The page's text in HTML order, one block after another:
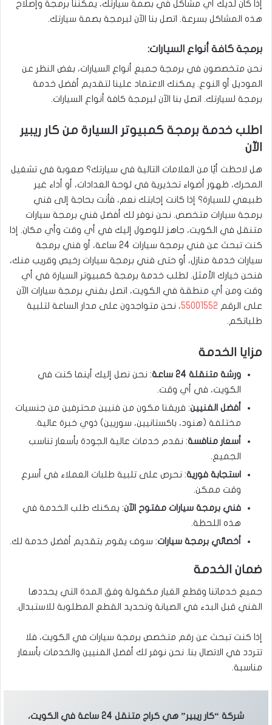
إذا كان لديك أي مشاكل في بصمة سيارتك، يمكننا برمجة وإصلاح
هذه المشاكل بسرعة. اتصل بنا الآن لبرمجة بصمة سيارتك.
برمجة كافة أنواع السيارات:
نحن متخصصون في برمجة جميع أنواع السيارات، بغض النظر عن
الموديل أو النوع. يمكنك الاعتماد علينا لتقديم أفضل خدمة
برمجة لسيارتك. اتصل بنا الآن لبرمجة كافة أنواع السيارات.
اطلب خدمة برمجة كمبيوتر السيارة من كار ريبير
الآن
هل لاحظت أيًا من العلامات التالية في سيارتك؟ صعوبة في تشغيل
المحرك، ظهور أضواء تحذيرية في لوحة العدادات، أو أداء غير
طبيعي للسيارة؟ إذا كانت إجابتك نعم، فأنت بحاجة إلى فني
برمجة سيارات متخصص. نحن نوفر لك أفضل فني برمجة سيارات
متنقل في الكويت، جاهز للوصول إليك في أي وقت وأي مكان. إذا
كنت تبحث عن فني برمجة سيارات 24 ساعة، أو فني برمجة
سيارات خدمة منازل، أو حتى فني برمجة سيارات رخيص وقريب منك،
فنحن خيارك الأمثل. لطلب خدمة برمجة كمبيوتر السيارة في أي
وقت ومن أي منطقة في الكويت، اتصل بفني برمجة سيارات الآن
على الرقم 55001552، نحن متواجدون على مدار الساعة لتلبية
طلباتكم.
مزايا الخدمة
ورشة متنقلة 24 ساعة
: نحن نصل إليك أينما كنت في
الكويت، في أي وقت.
أفضل الفنيين: فريقنا مكون من فنيين محترفين من جنسيات
مختلفة (هنود، باكستانيين، سوريين) ذوي خبرة عالية.
أسعار منافسة: نقدم خدمات عالية الجودة بأسعار تناسب
الجميع.
استجابة فورية: نحرص على تلبية طلبات العملاء في أسرع
وقت ممكن.
فني برمجة سيارات مفتوح الآن: يمكنك طلب الخدمة في
هذه اللحظة.
أخصائي برمجة سيارات: سوف يقوم بتقديم أفضل خدمة لك.
ضمان الخدمة
جميع خدماتنا وقطع الغيار مكفولة وفق المدة التي يحددها
الفني قبل البدء في الصيانة وتحديد القطع المطلوبة للاستبدال.
إذا كنت تبحث عن رقم متخصص برمجة سيارات في الكويت، فلا
تتردد في الاتصال بنا. نحن نوفر لك أفضل الفنيين والخدمات بأسعار
مناسبة.
شركة “كار ريبير” هي كراج متنقل 24 ساعة في الكويت،